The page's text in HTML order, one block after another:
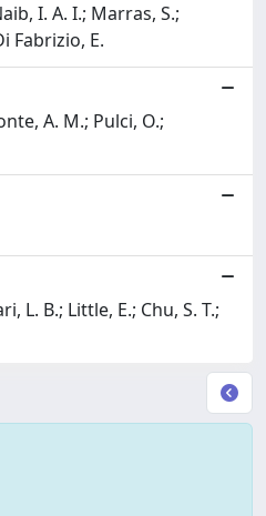
I. A. I.; Marras, S.;
Fabrizio, E.
A. M.; Pulci, O.;
L. B.; Little, E.; Chu, S. T.;